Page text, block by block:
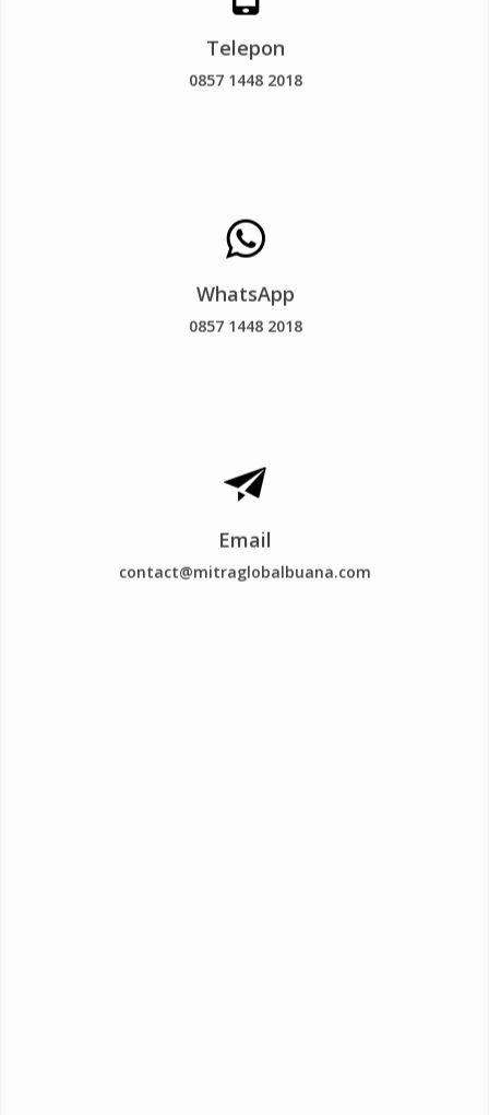
Telepon
0857 1448 2018
Klik untuk menghubungi kami
melalui telepon
0857 1448 2018
WhatsApp
0857 1448 2018
Klik untuk menghubungi kami
melalui whatsapp
0857 1448 2018
Email
contact@mitraglobalbuana.com
Klik untuk menghubungi kami
melalui email
contact@mitraglobalbuana.com